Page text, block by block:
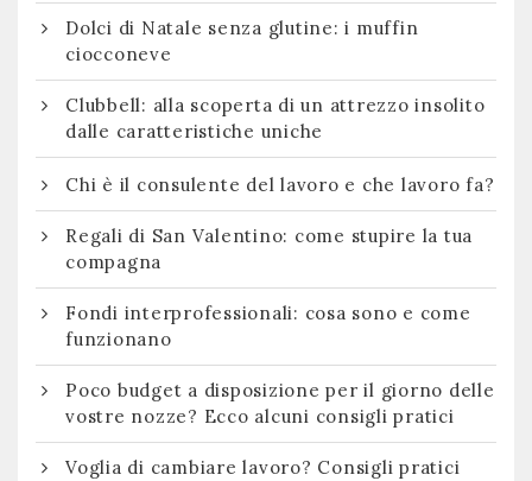
Dolci di Natale senza glutine: i muffin
ciocconeve
Clubbell: alla scoperta di un attrezzo insolito
dalle caratteristiche uniche
Chi è il consulente del lavoro e che lavoro fa?
Regali di San Valentino: come stupire la tua
compagna
Fondi interprofessionali: cosa sono e come
funzionano
Poco budget a disposizione per il giorno delle
vostre nozze? Ecco alcuni consigli pratici
Voglia di cambiare lavoro? Consigli pratici